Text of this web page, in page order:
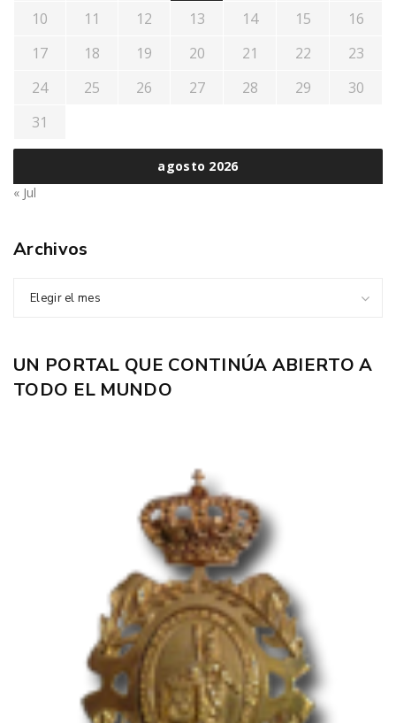
agosto 2026
10
11 12 13 14 15
16
17
18 19 20 21 22
23
24
25 26 27 28 29
30
31
« Jul
Archivos
Elegir el mes
UN PORTAL QUE CONTINÚA ABIERTO A
TODO EL MUNDO